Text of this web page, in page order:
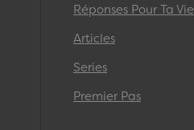
Réponses Pour Ta Vie
Articles
Series
Premier Pas